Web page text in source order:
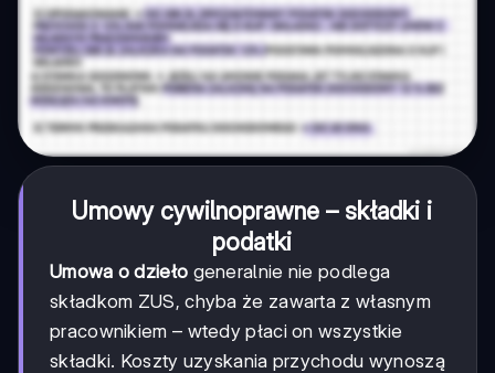
Umowy cywilnoprawne – składki i
podatki
Umowa o dzieło generalnie nie podlega
składkom ZUS, chyba że zawarta z własnym
pracownikiem – wtedy płaci on wszystkie
składki. Koszty uzyskania przychodu wynoszą